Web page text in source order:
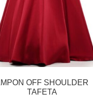
OFF SHOULDER
TAFETA